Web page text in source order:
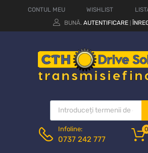
CONTUL MEU WISHLIST
BUNĂ. AUTENTIFICARE
Infoline:
0737 242 777
0